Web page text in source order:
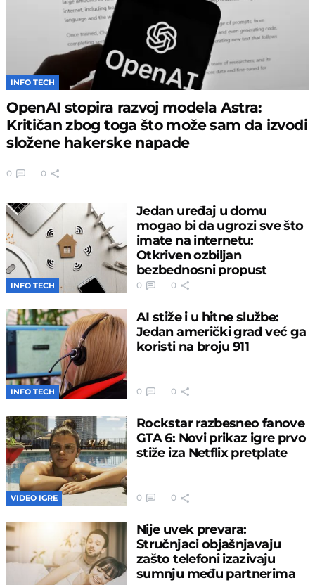
INFO TECH
OpenAI stopira razvoj modela Astra:
Kritičan zbog toga što može sam da izvodi
složene hakerske napade
0 0
INFO TECH
Jedan uređaj u domu
mogao bi da ugrozi sve što
imate na internetu:
Otkriven ozbiljan
bezbednosni propust
0 0
INFO TECH
AI stiže i u hitne službe:
Jedan američki grad već ga
koristi na broju 911
0 0
VIDEO IGRE
Rockstar razbesneo fanove
GTA 6: Novi prikaz igre prvo
stiže iza Netflix pretplate
0 0
Nije uvek prevara:
Stručnjaci objašnjavaju
zašto telefoni izazivaju
sumnju među partnerima